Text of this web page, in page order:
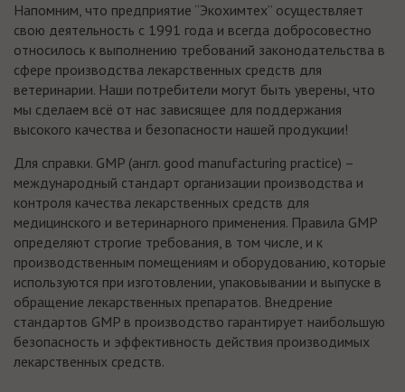
Напомним, что предприятие “Экохимтех” осуществляет
свою деятельность с 1991 года и всегда добросовестно
относилось к выполнению требований законодательства в
сфере производства лекарственных средств для
ветеринарии. Наши потребители могут быть уверены, что
мы сделаем всё от нас зависящее для поддержания
высокого качества и безопасности нашей продукции!
Для справки. GMP (англ. good manufacturing practice) –
международный стандарт организации производства и
контроля качества лекарственных средств для
медицинского и ветеринарного применения. Правила GMP
определяют строгие требования, в том числе, и к
производственным помещениям и оборудованию, которые
используются при изготовлении, упаковывании и выпуске в
обращение лекарственных препаратов. Внедрение
стандартов GMP в производство гарантирует наибольшую
безопасность и эффективность действия производимых
лекарственных средств.